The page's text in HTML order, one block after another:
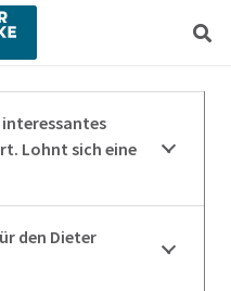
interessantes
Lohnt sich eine
den Dieter